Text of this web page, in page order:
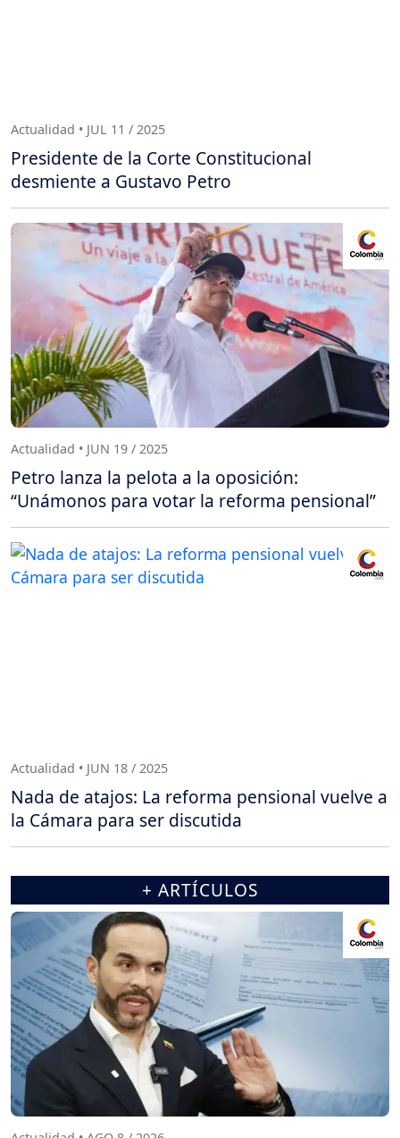
Actualidad • JUL 11 / 2025
Presidente de la Corte Constitucional
desmiente a Gustavo Petro
Actualidad • JUN 19 / 2025
Petro lanza la pelota a la oposición:
“Unámonos para votar la reforma pensional”
Actualidad • JUN 18 / 2025
Nada de atajos: La reforma pensional vuelve a
la Cámara para ser discutida
+ ARTÍCULOS